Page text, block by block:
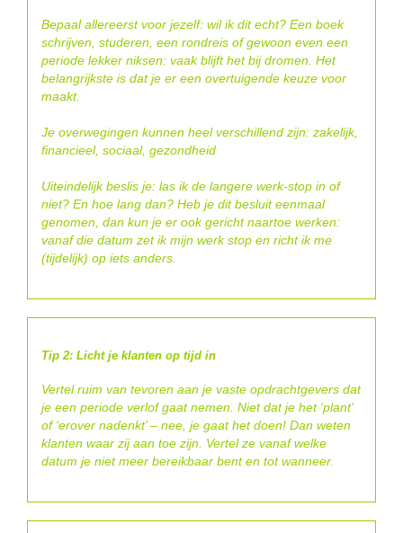
Bepaal allereerst voor jezelf: wil ik dit echt? Een boek
schrijven, studeren, een rondreis of gewoon even een
periode lekker niksen: vaak blijft het bij dromen. Het
belangrijkste is dat je er een overtuigende keuze voor
maakt.
Je overwegingen kunnen heel verschillend zijn: zakelijk,
financieel, sociaal, gezondheid
Uiteindelijk beslis je: las ik de langere werk-stop in of
niet? En hoe lang dan? Heb je dit besluit eenmaal
genomen, dan kun je er ook gericht naartoe werken:
vanaf die datum zet ik mijn werk stop en richt ik me
(tijdelijk) op iets anders.
Tip 2: Licht je klanten op tijd in
Vertel ruim van tevoren aan je vaste opdrachtgevers dat
je een periode verlof gaat nemen. Niet dat je het ‘plant’
of ‘erover nadenkt’ – nee, je gaat het doen! Dan weten
klanten waar zij aan toe zijn. Vertel ze vanaf welke
datum je niet meer bereikbaar bent en tot wanneer.